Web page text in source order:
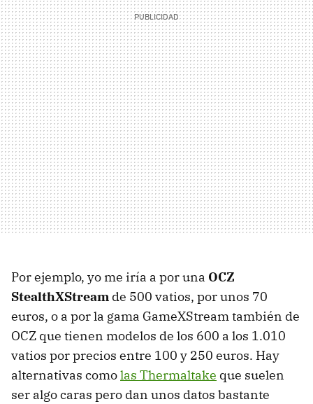
Por ejemplo, yo me iría a por una OCZ
StealthXStream de 500 vatios, por unos 70
euros, o a por la gama GameXStream también de
OCZ que tienen modelos de los 600 a los 1.010
vatios por precios entre 100 y 250 euros. Hay
alternativas comolas Thermaltake que suelen
ser algo caras pero dan unos datos bastante